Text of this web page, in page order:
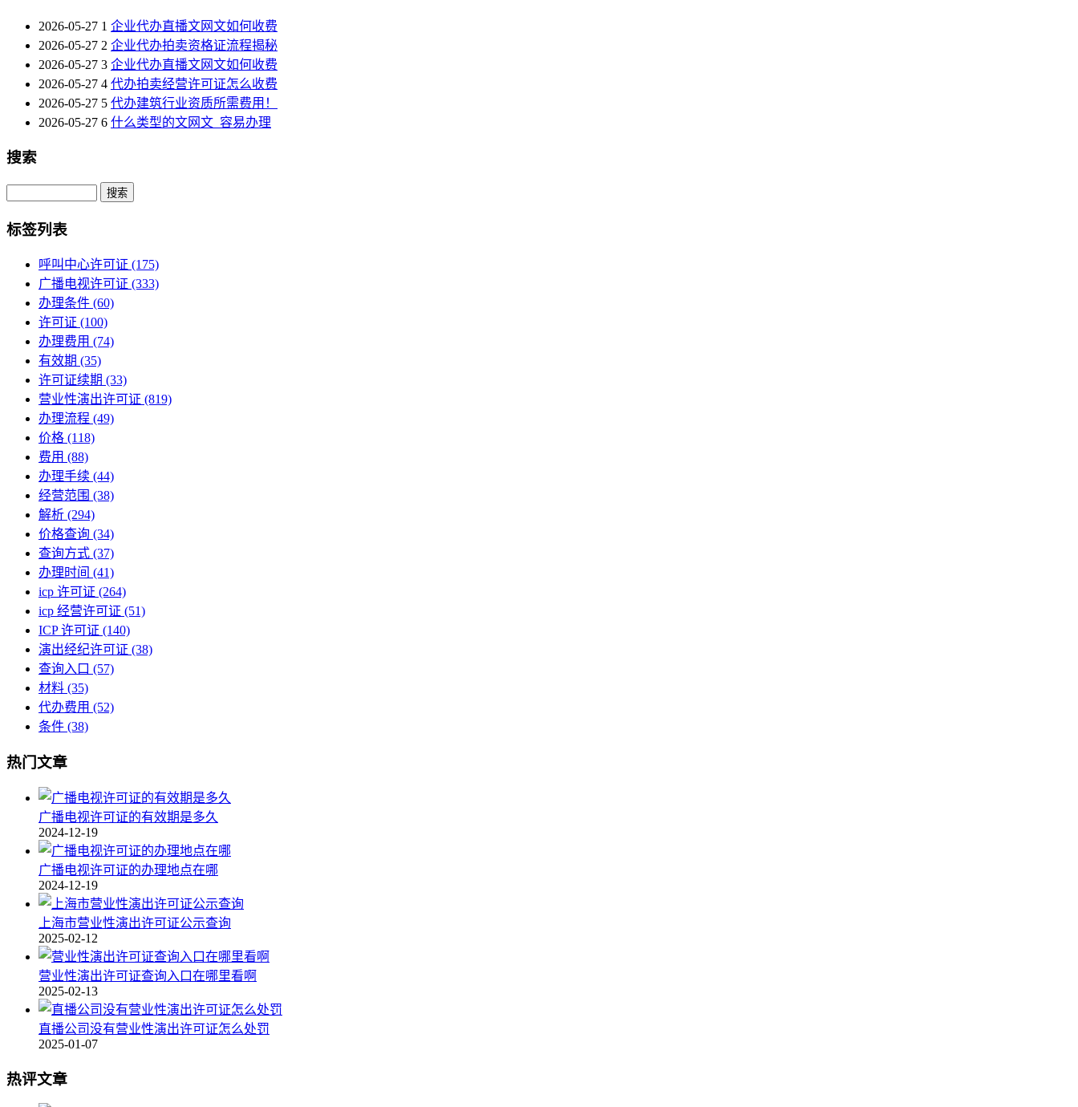
2026-05-27 1 企业代办直播文网文如何收费
2026-05-27 2 企业代办拍卖资格证流程揭秘
2026-05-27 3 企业代办直播文网文如何收费
2026-05-27 4 代办拍卖经营许可证怎么收费
2026-05-27 5 代办建筑行业资质所需费用！
2026-05-27 6 什么类型的文网文_容易办理
搜索
Search
标签列表
呼叫中心许可证 (175)
广播电视许可证 (333)
办理条件 (60)
许可证 (100)
办理费用 (74)
有效期 (35)
许可证续期 (33)
营业性演出许可证 (819)
办理流程 (49)
价格 (118)
费用 (88)
办理手续 (44)
经营范围 (38)
解析 (294)
价格查询 (34)
查询方式 (37)
办理时间 (41)
icp 许可证 (264)
icp 经营许可证 (51)
ICP 许可证 (140)
演出经纪许可证 (38)
查询入口 (57)
材料 (35)
代办费用 (52)
条件 (38)
热门文章
广播电视许可证的有效期是多久
2024-12-19
广播电视许可证的办理地点在哪
2024-12-19
上海市营业性演出许可证公示查询
2025-02-12
营业性演出许可证查询入口在哪里看啊
2025-02-13
直播公司没有营业性演出许可证怎么处罚
2025-01-07
热评文章